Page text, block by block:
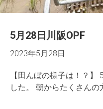
5月28日川阪OPF
2023年5月28日
【田んぼの様子は！？
した。 朝からたくさん